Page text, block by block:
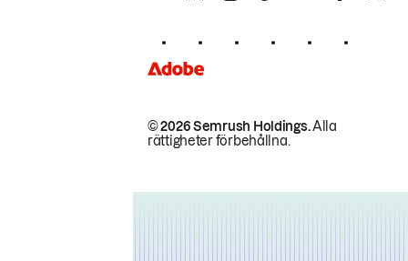
© 2026 Semrush Holdings.Alla
rättigheter förbehållna.